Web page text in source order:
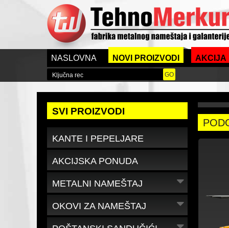
NASLOVNA NOVI PROIZVODI AKCIJA
SVI PROIZVODI
KANTE I PEPELJARE
AKCIJSKA PONUDA
METALNI NAMEŠTAJ
OKOVI ZA NAMEŠTAJ